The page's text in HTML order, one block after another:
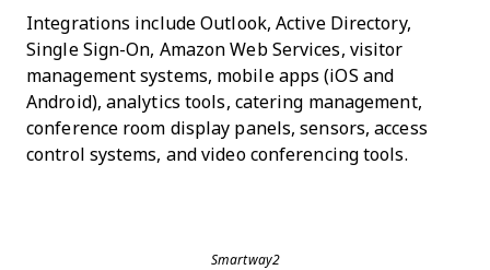
Integrations include Outlook, Active Directory,
Single Sign-On, Amazon Web Services, visitor
management systems, mobile apps (iOS and
Android), analytics tools, catering management,
conference room display panels, sensors, access
control systems, and video conferencing tools.
Smartway2